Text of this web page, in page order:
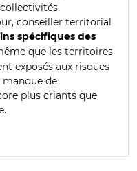
conseiller territorial
spécifiques des
que les territoires
exposés aux risques
manque de
plus criants que